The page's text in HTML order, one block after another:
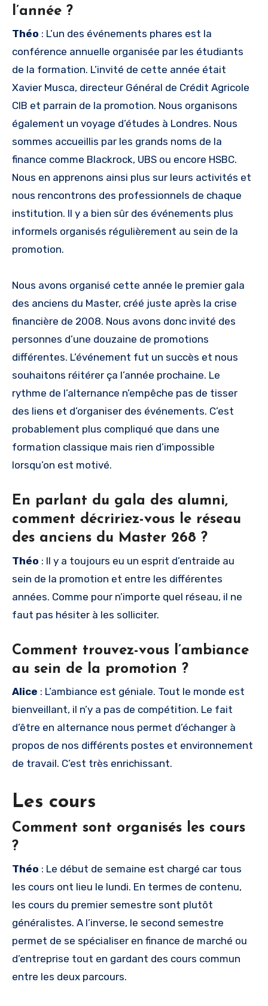
l’année ?
Théo : L’un des événements phares est la
conférence annuelle organisée par les étudiants
de la formation. L’invité de cette année était
Xavier Musca, directeur Général de Crédit Agricole
CIB et parrain de la promotion. Nous organisons
également un voyage d’études à Londres. Nous
sommes accueillis par les grands noms de la
finance comme Blackrock, UBS ou encore HSBC.
Nous en apprenons ainsi plus sur leurs activités et
nous rencontrons des professionnels de chaque
institution. Il y a bien sûr des événements plus
informels organisés régulièrement au sein de la
promotion.
Nous avons organisé cette année le premier gala
des anciens du Master, créé juste après la crise
financière de 2008. Nous avons donc invité des
personnes d’une douzaine de promotions
différentes. L’événement fut un succès et nous
souhaitons réitérer ça l’année prochaine. Le
rythme de l’alternance n’empêche pas de tisser
des liens et d’organiser des événements. C’est
probablement plus compliqué que dans une
formation classique mais rien d’impossible
lorsqu’on est motivé.
En parlant du gala des alumni,
comment décririez-vous le réseau
des anciens du Master 268 ?
Théo : Il y a toujours eu un esprit d’entraide au
sein de la promotion et entre les différentes
années. Comme pour n’importe quel réseau, il ne
faut pas hésiter à les solliciter.
Comment trouvez-vous l’ambiance
au sein de la promotion ?
Alice : L’ambiance est géniale. Tout le monde est
bienveillant, il n’y a pas de compétition. Le fait
d’être en alternance nous permet d’échanger à
propos de nos différents postes et environnement
de travail. C’est très enrichissant.
Les cours
Comment sont organisés les cours
?
Théo : Le début de semaine est chargé car tous
les cours ont lieu le lundi. En termes de contenu,
les cours du premier semestre sont plutôt
généralistes. A l’inverse, le second semestre
permet de se spécialiser en finance de marché ou
d’entreprise tout en gardant des cours commun
entre les deux parcours.